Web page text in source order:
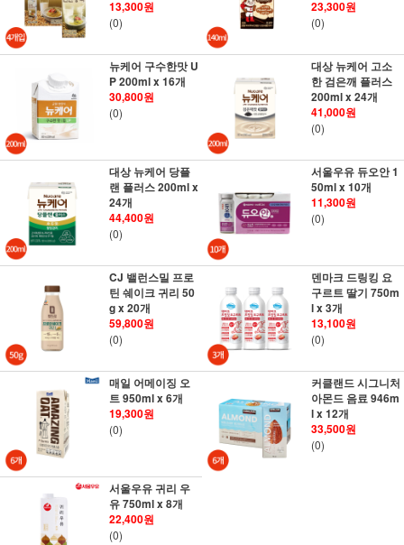
13,300원
(0)
23,300원
(0)
뉴케어 구수한맛 U
P 200ml x 16개
30,800원
(0)
대상 뉴케어 고소
한 검은깨 플러스
200ml x 24개
41,000원
(0)
대상 뉴케어 당플
랜 플러스 200ml x
24개
44,400원
(0)
서울우유 듀오안 1
50ml x 10개
11,300원
(0)
CJ 밸런스밀 프로
틴 쉐이크 귀리 50
g x 20개
59,800원
(0)
덴마크 드링킹 요
구르트 딸기 750m
l x 3개
13,100원
(0)
매일 어메이징 오
트 950ml x 6개
19,300원
(0)
커클랜드 시그니처
아몬드 음료 946m
l x 12개
33,500원
(0)
서울우유 귀리 우
유 750ml x 8개
22,400원
(0)